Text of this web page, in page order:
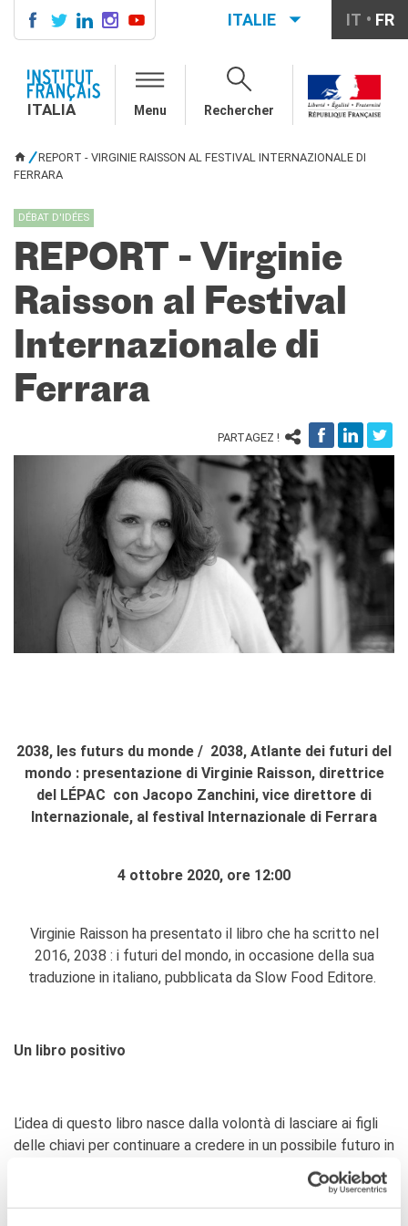
COURS DE FRANÇAIS
LE MONDE SCOLAIRE
Studenti
Formation professionnelle
SPECTACLE VIVANT ET
ARTS VISUELS
La festa della musica
Exaequa
CINÉMA ET AUDIOVISUEL
Fuori Sala
La Francia al Cinema
Rendez-vous
Residenza XR
LIVRES
DÉBATS D'IDÉES
UNIVERSITÉ, RECHERCHE,
INNOVATION
YEP - Young Entrepreneurs
Programme
QUI SOMMES-NOUS ?
Contacts
Emplois/stages
NOS MÉCÈNES
Le operazioni
Come sostenere
I nostri sostenitori
Café dell'innovazione
Dialoghi del Farnese
Incontro italo-francesi sul
ITALIE IT FR
ITALIA Menu Rechercher
VOUS ÊTES ICI
REPORT - VIRGINIE RAISSON AL FESTIVAL INTERNAZIONALE DI
FERRARA
DÉBAT D'IDÉES
REPORT - Virginie
Raisson al Festival
Internazionale di
Ferrara
PARTAGEZ !
2038, les futurs du monde / 2038, Atlante dei futuri del
mondo : presentazione di Virginie Raisson, direttrice
del LÉPAC con Jacopo Zanchini, vice direttore di
Internazionale, al festival Internazionale di Ferrara
4 ottobre 2020, ore 12:00
Virginie Raisson ha presentato il libro che ha scritto nel
2016, 2038 : i futuri del mondo, in occasione della sua
traduzione in italiano, pubblicata da Slow Food Editore.
Un libro positivo
L’idea di questo libro nasce dalla volontà di lasciare ai figli
delle chiavi per continuare a credere in un possibile futuro in
cui si potrebbe vivere con benessere : non si può costruire il
determinazione. In realtà è già il secondo libro prospettivo